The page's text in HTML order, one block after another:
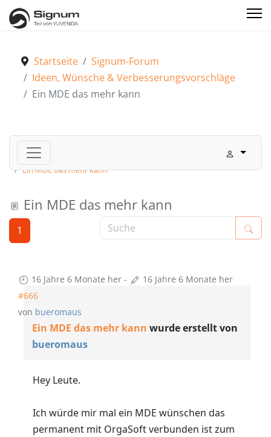
Startseite
Signum-Forum
Ideen, Wünsche & Verbesserungsvorschläge
Ein MDE das mehr kann
Signum-Forum
Ideen, Wünsche & Verbesserungsvorschläge
Ein MDE das mehr kann
Ein MDE das mehr kann
1
16 Jahre 6 Monate her -
16 Jahre 6 Monate her
#666
von bueromaus
Ein MDE das mehr kann wurde erstellt von
bueromaus
Hey Leute.
Ich würde mir mal ein MDE wünschen das
permanent mit OrgaSoft verbunden ist zum